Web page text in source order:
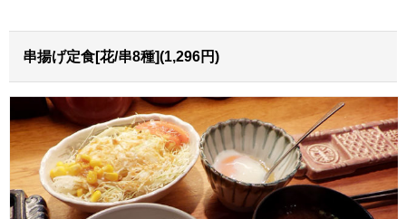
串揚げ定食[花/串8種](1,296円)